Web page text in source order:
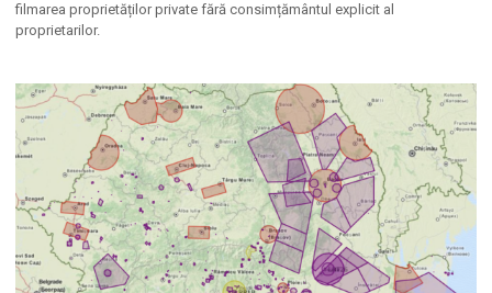
filmarea proprietăților private fără consimțământul explicit al
proprietarilor.